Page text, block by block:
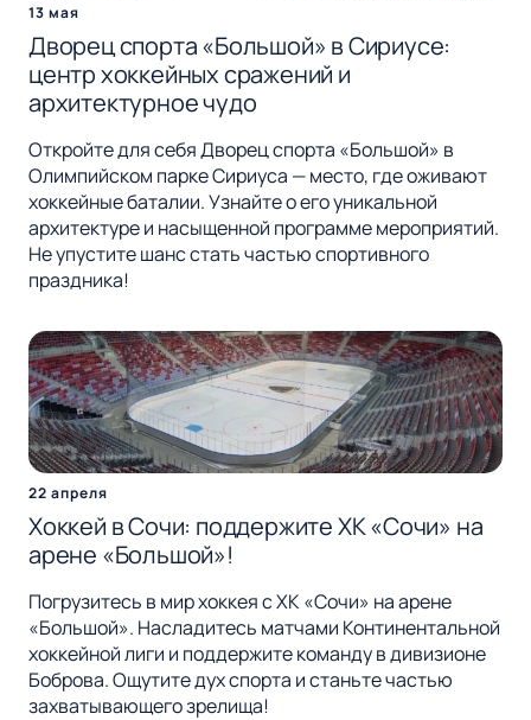
13 мая
Дворец спорта «Большой» в Сириусе:
центр хоккейных сражений и
архитектурное чудо
Откройте для себя Дворец спорта «Большой» в
Олимпийском парке Сириуса — место, где оживают
хоккейные баталии. Узнайте о его уникальной
архитектуре и насыщенной программе мероприятий.
Не упустите шанс стать частью спортивного
праздника!
22 апреля
Хоккей в Сочи: поддержите ХК «Сочи» на
арене «Большой»!
Погрузитесь в мир хоккея с ХК «Сочи» на арене
«Большой». Насладитесь матчами Континентальной
хоккейной лиги и поддержите команду в дивизионе
Боброва. Ощутите дух спорта и станьте частью
захватывающего зрелища!